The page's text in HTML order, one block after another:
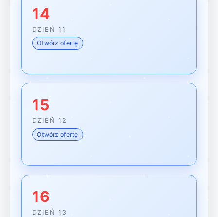
14
DZIEŃ 11
Otwórz ofertę
15
DZIEŃ 12
Otwórz ofertę
16
DZIEŃ 13